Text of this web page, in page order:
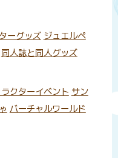
ーグッズ ジュエルペ
同人誌と同人グッズ
クターイベント サン
バーチャルワールド